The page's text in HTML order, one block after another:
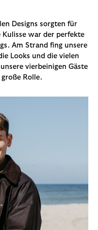
Designs sorgten für
Kulisse war der perfekte
Am Strand fing unsere
Looks und die vielen
vierbeinigen Gäste
Rolle.